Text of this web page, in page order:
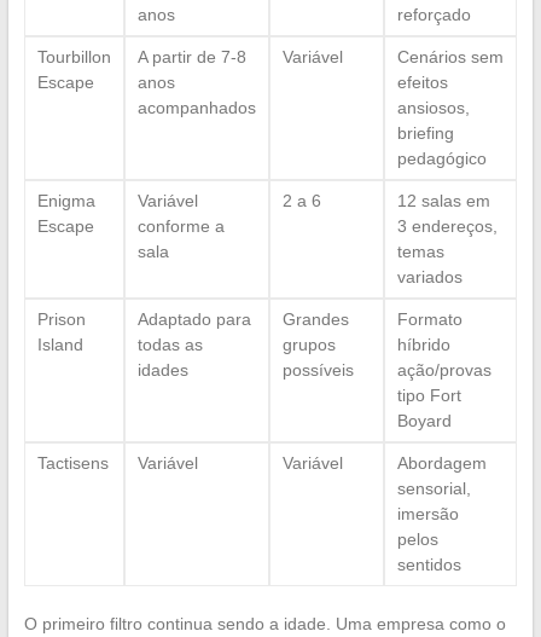
anos
reforçado
Tourbillon
Escape
A partir de 7-8
anos
acompanhados
Variável
Cenários sem
efeitos
ansiosos,
briefing
pedagógico
Enigma
Escape
Variável
conforme a
sala
2 a 6
12 salas em
3 endereços,
temas
variados
Prison
Island
Adaptado para
todas as
idades
Grandes
grupos
possíveis
Formato
híbrido
ação/provas
tipo Fort
Boyard
Tactisens Variável Variável
Abordagem
sensorial,
imersão
pelos
sentidos
O primeiro filtro continua sendo a idade. Uma empresa como o